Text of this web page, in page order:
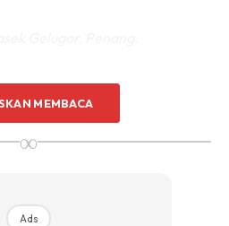
MEMBACA
∞
Ads